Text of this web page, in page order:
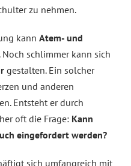
zu nehmen.
kann Atem- und
Noch schlimmer kann sich
gestalten. Ein solcher
und anderen
Entsteht er durch
oft die Frage: Kann
eingefordert werden?
sich umfangreich mit